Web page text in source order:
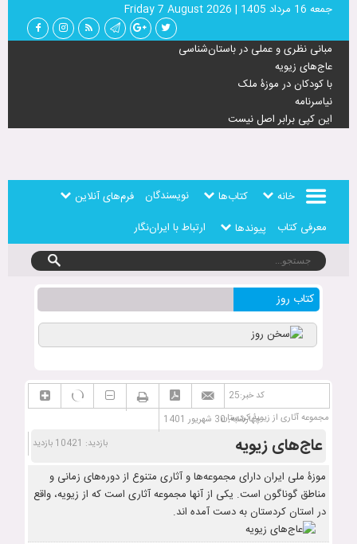
جمعه 16 مرداد 1405 |
Friday 7 August 2026
مبانی نظری و عملی در باستان‌شناسی
عاج‌های زیویه
با کودکان در موزۀ ملک
نیاسرنامه
این کپی برابر اصل نیست
خانه کتاب‌ها نویسندگان
فرم‌های آنلاین
معرفی کتاب
پیوندها ارتباط با ایران‌نگار
کتاب روز
کد خبر:25
چهارشنبه, 30 شهریور 1401
بازدید: 10421 بازدید
مجموعه‌ آثاری از زیویۀ کردستان
عاج‌های زیویه
موزۀ ملی ایران دارای مجموعه‌ها و آثاری متنوع از دوره‌های زمانی و
مناطق گوناگون است. یکی از آنها مجموعه‌ آثاری است که از زیویه، واقع
در استان کردستان به دست آمده اند.